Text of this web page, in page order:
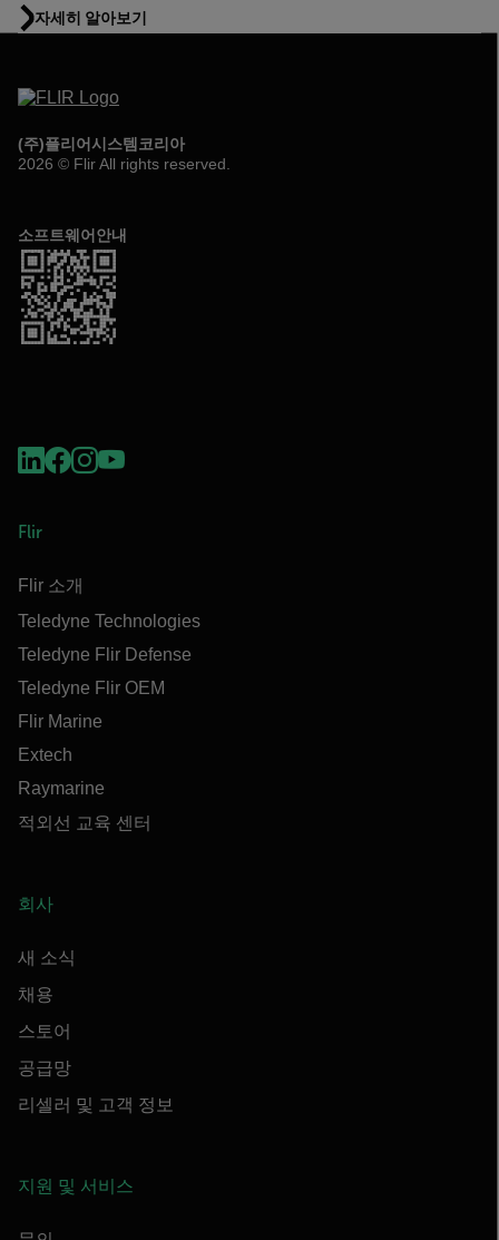
자세히 알아보기
(주)플리어시스템코리아
2026 © Flir All rights reserved.
소프트웨어안내
Flir
Flir 소개
Teledyne Technologies
Teledyne Flir Defense
Teledyne Flir OEM
Flir Marine
Extech
Raymarine
적외선 교육 센터
회사
새 소식
채용
스토어
공급망
리셀러 및 고객 정보
지원 및 서비스